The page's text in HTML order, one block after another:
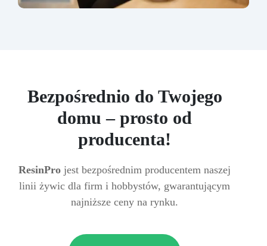
Bezpośrednio do Twojego
domu – prosto od
producenta!
ResinPro jest bezpośrednim producentem naszej
linii żywic dla firm i hobbystów, gwarantującym
najniższe ceny na rynku.